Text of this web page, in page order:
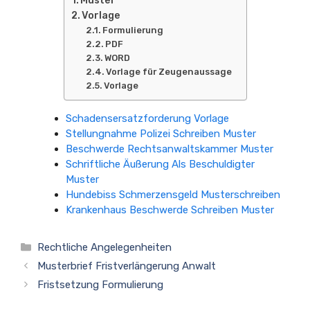
Vorlage
Formulierung
PDF
WORD
Vorlage für Zeugenaussage
Vorlage
Schadensersatzforderung Vorlage
Stellungnahme Polizei Schreiben Muster
Beschwerde Rechtsanwaltskammer Muster
Schriftliche Äußerung Als Beschuldigter
Muster
Hundebiss Schmerzensgeld Musterschreiben
Krankenhaus Beschwerde Schreiben Muster
Kategorien
Rechtliche Angelegenheiten
Musterbrief Fristverlängerung Anwalt
Fristsetzung Formulierung